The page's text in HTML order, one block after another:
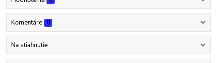
Komentáre 0
Na stiahnutie